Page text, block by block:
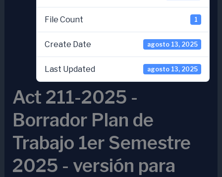
File Count 1
Create Date agosto 13, 2025
Last Updated agosto 13, 2025
Act 211-2025 -
Borrador Plan de
Trabajo 1er Semestre
2025 - versión para